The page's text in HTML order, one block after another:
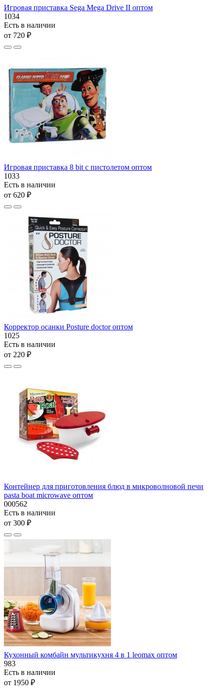
Игровая приставка Sega Mega Drive II оптом
1034
Есть в наличии
от 720 ₽
Игровая приставка 8 bit с пистолетом оптом
1033
Есть в наличии
от 620 ₽
Корректор осанки Posture doctor оптом
1025
Есть в наличии
от 220 ₽
Контейнер для приготовления блюд в микроволновой печи
pasta boat microwave оптом
000562
Есть в наличии
от 300 ₽
Кухонный комбайн мультикухня 4 в 1 leomax оптом
983
Есть в наличии
от 1950 ₽